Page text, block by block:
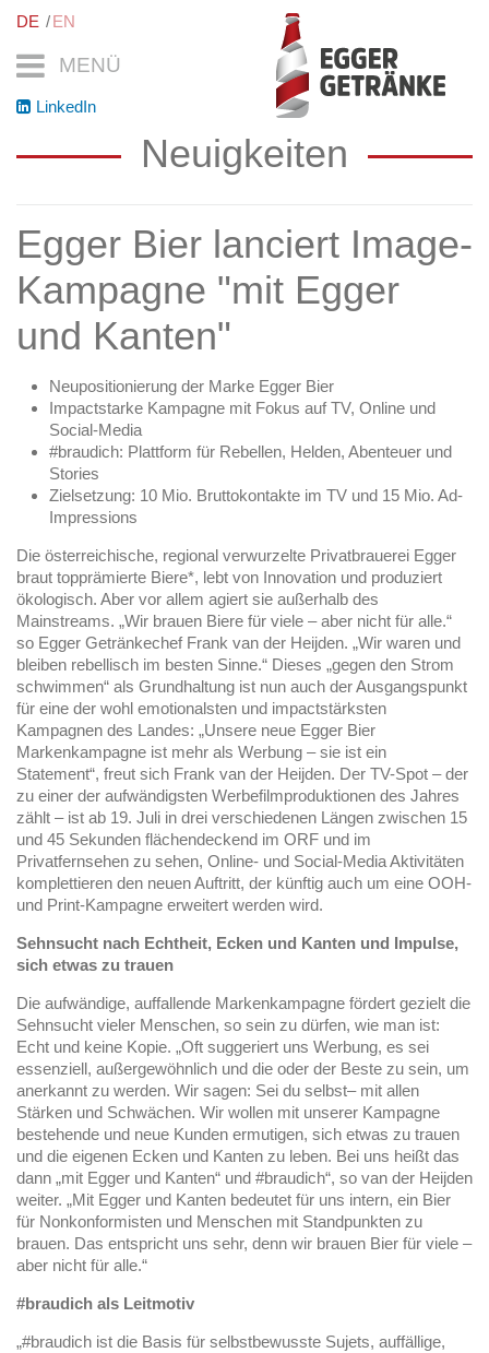
MENÜ
DE EN
LinkedIn
Neuigkeiten
Egger Bier lanciert Image-
Kampagne "mit Egger
und Kanten"
Neupositionierung der Marke Egger Bier
Impactstarke Kampagne mit Fokus auf TV, Online und
Social-Media
#braudich: Plattform für Rebellen, Helden, Abenteuer und
Stories
Zielsetzung: 10 Mio. Bruttokontakte im TV und 15 Mio. Ad-
Impressions
Die österreichische, regional verwurzelte Privatbrauerei Egger
braut topprämierte Biere*, lebt von Innovation und produziert
ökologisch. Aber vor allem agiert sie außerhalb des
Mainstreams. „Wir brauen Biere für viele – aber nicht für alle.“
so Egger Getränkechef Frank van der Heijden. „Wir waren und
bleiben rebellisch im besten Sinne.“ Dieses „gegen den Strom
schwimmen“ als Grundhaltung ist nun auch der Ausgangspunkt
für eine der wohl emotionalsten und impactstärksten
Kampagnen des Landes: „Unsere neue Egger Bier
Markenkampagne ist mehr als Werbung – sie ist ein
Statement“, freut sich Frank van der Heijden. Der TV-Spot – der
zu einer der aufwändigsten Werbefilmproduktionen des Jahres
zählt – ist ab 19. Juli in drei verschiedenen Längen zwischen 15
und 45 Sekunden flächendeckend im ORF und im
Privatfernsehen zu sehen, Online- und Social-Media Aktivitäten
komplettieren den neuen Auftritt, der künftig auch um eine OOH-
und Print-Kampagne erweitert werden wird.
Sehnsucht nach Echtheit, Ecken und Kanten und Impulse,
sich etwas zu trauen
Die aufwändige, auffallende Markenkampagne fördert gezielt die
Sehnsucht vieler Menschen, so sein zu dürfen, wie man ist:
Echt und keine Kopie. „Oft suggeriert uns Werbung, es sei
essenziell, außergewöhnlich und die oder der Beste zu sein, um
anerkannt zu werden. Wir sagen: Sei du selbst– mit allen
Stärken und Schwächen. Wir wollen mit unserer Kampagne
bestehende und neue Kunden ermutigen, sich etwas zu trauen
und die eigenen Ecken und Kanten zu leben. Bei uns heißt das
dann „mit Egger und Kanten“ und #braudich“, so van der Heijden
weiter. „Mit Egger und Kanten bedeutet für uns intern, ein Bier
für Nonkonformisten und Menschen mit Standpunkten zu
brauen. Das entspricht uns sehr, denn wir brauen Bier für viele –
aber nicht für alle.“
#braudich als Leitmotiv
„#braudich ist die Basis für selbstbewusste Sujets, auffällige,